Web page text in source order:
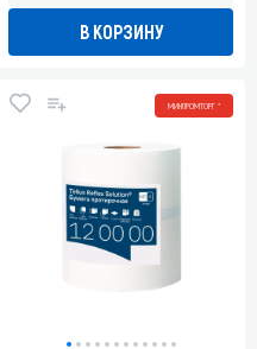
В КОРЗИНУ
МИНПРОМТОРГ *